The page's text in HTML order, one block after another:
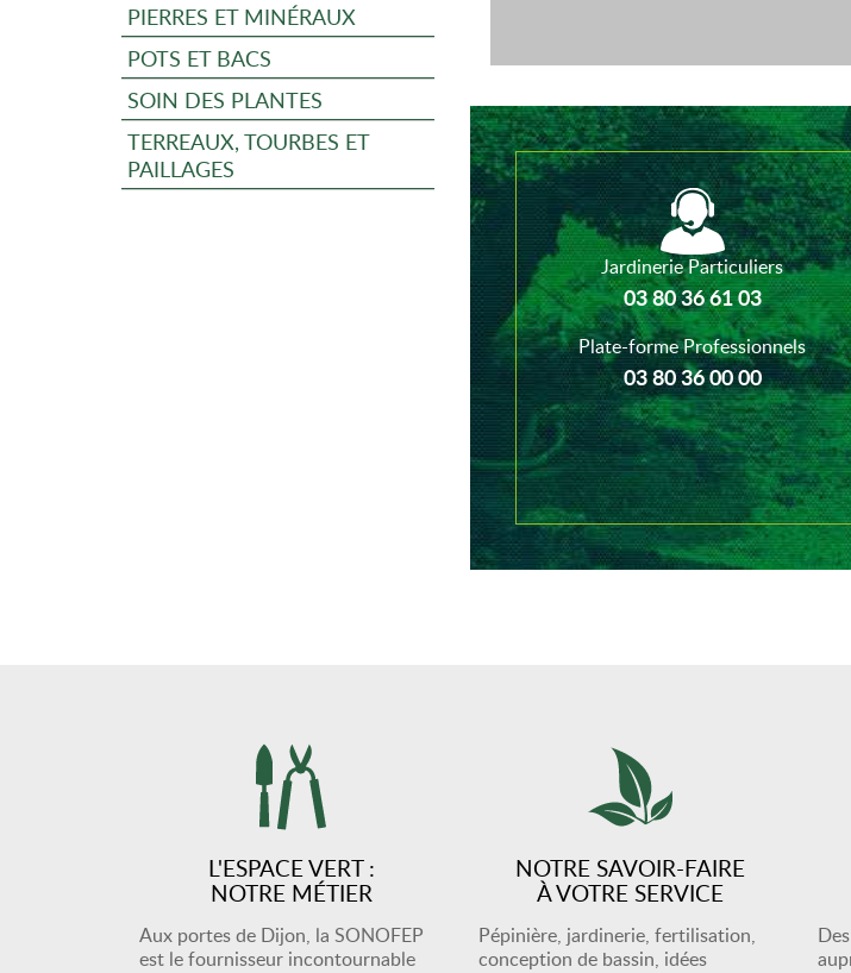
Jardinerie Particuliers
03 80 36 61 03
Plate-forme Professionnels
03 80 36 00 00
PIERRES ET MINÉRAUX
POTS ET BACS
SOIN DES PLANTES
TERREAUX, TOURBES ET
PAILLAGES
L'ESPACE VERT :
NOTRE MÉTIER
Aux portes de Dijon, la SONOFEP
est le fournisseur incontournable
NOTRE SAVOIR-FAIRE
À VOTRE SERVICE
Pépinière, jardinerie, fertilisation,
conception de bassin, idées